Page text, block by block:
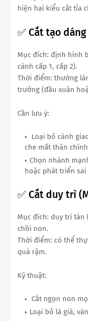
hiện hai kiểu cắt tỉa
✅ Cắt tạo
Mục đích: định hình
cành cấp 1, cấp 2).
Thời điểm: thường
trưởng (đầu xuân
Cần lưu ý:
Loại bỏ cành
che mất thân
Chọn nhánh
hoặc phát triển sai
✅ Cắt duy trì
Mục đích: duy trì tán
chồi non.
Thời điểm: có thể
quá rậm.
Kỹ thuật:
Cắt ngọn non
Loại bỏ lá già,